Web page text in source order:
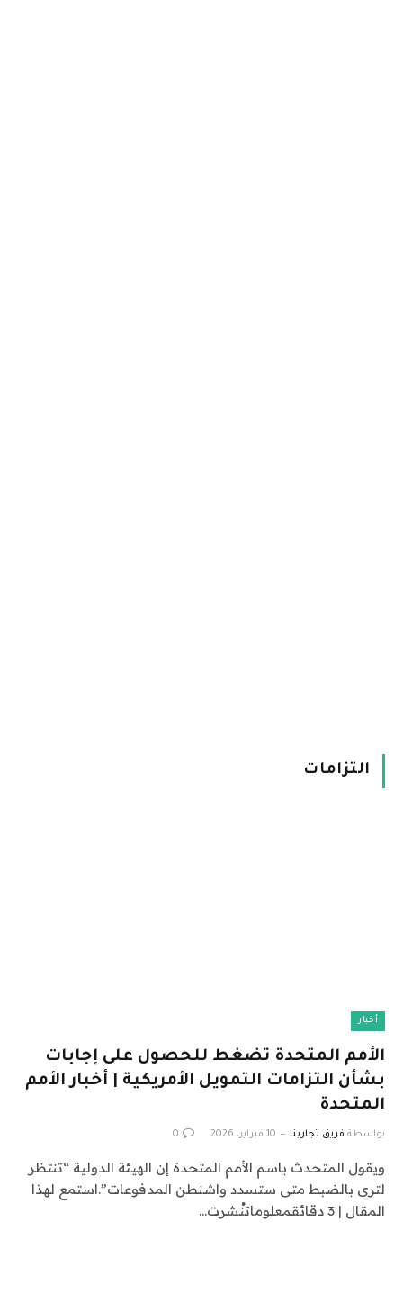
التزامات
أخبار
الأمم المتحدة تضغط للحصول على إجابات
بشأن التزامات التمويل الأمريكية | أخبار الأمم
المتحدة
بواسطة فريق تجاربنا 10 فبراير، 2026 0
ويقول المتحدث باسم الأمم المتحدة إن الهيئة الدولية “تنتظر
لترى بالضبط متى ستسدد واشنطن المدفوعات”.استمع لهذا
المقال | 3 دقائقمعلوماتنُشرت…